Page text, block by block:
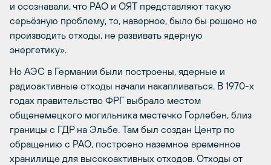
и осознавали, что РАО и ОЯТ представляют такую
серьёзную проблему, то, наверное, было бы решено не
производить отходы, не развивать ядерную
энергетику».
Но АЭС в Германии были построены, ядерные и
радиоактивные отходы начали накапливаться. В 1970-х
годах правительство ФРГ выбрало местом
общенемецкого могильника местечко Горлебен, близ
границы с ГДР на Эльбе. Там был создан Центр по
обращению с РАО, построено наземное временное
хранилище для высокоактивных отходов. Отходы от